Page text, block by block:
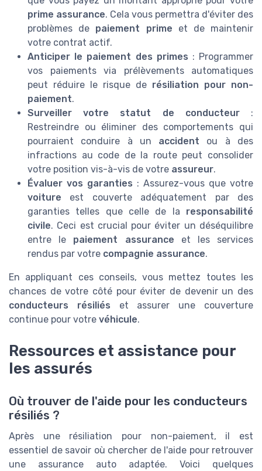
prime assurance. Cela vous permettra d'éviter des
problèmes de paiement prime et de maintenir
votre contrat actif.
Anticiper le paiement des primes : Programmer
vos paiements via prélèvements automatiques
peut réduire le risque de résiliation pour non-
paiement.
Surveiller votre statut de conducteur:
Restreindre ou éliminer des comportements qui
pourraient conduire à un accident ou à des
infractions au code de la route peut consolider
votre position vis-à-vis de votre assureur.
Évaluer vos garanties : Assurez-vous que votre
voiture est couverte adéquatement par des
garanties telles que celle de la responsabilité
civile. Ceci est crucial pour éviter un déséquilibre
entre le paiement assurance et les services
rendus par votre compagnie assurance.
En appliquant ces conseils, vous mettez toutes les
chances de votre côté pour éviter de devenir un des
conducteurs résiliés et assurer une couverture
continue pour votre véhicule.
Ressources et assistance pour
les assurés
Où trouver de l'aide pour les conducteurs
résiliés ?
Après une résiliation pour non-paiement, il est
essentiel de savoir où chercher de l'aide pour retrouver
une assurance auto adaptée. Voici quelques